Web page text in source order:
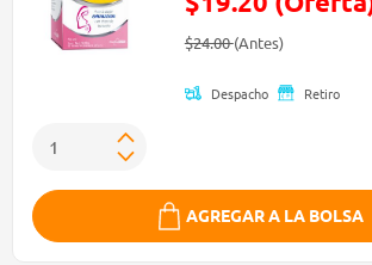
Precio reducido de
$24.00(Antes)(Oferta)
Despacho Retiro
AGREGAR A LA BOLSA